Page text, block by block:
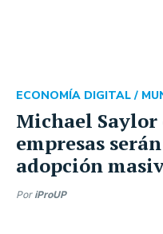
Michael
empresas
adopción
ECONOMÍA DIGITAL /
Por iProUP